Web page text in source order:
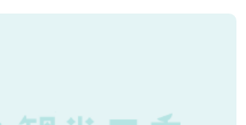
ナディアンカヌー、ペダルボート、ファンサ